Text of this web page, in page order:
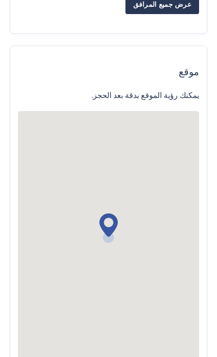
عرض جميع المرافق
موقع
يمكنك رؤية الموقع بدقة بعد الحجز.